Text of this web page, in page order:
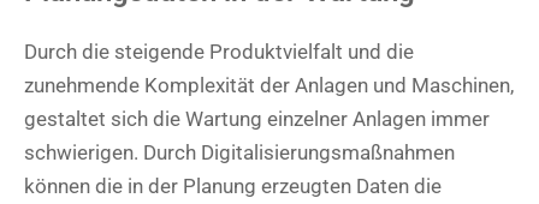
Durch die steigende Produktvielfalt und die
zunehmende Komplexität der Anlagen und Maschinen,
gestaltet sich die Wartung einzelner Anlagen immer
schwierigen. Durch Digitalisierungsmaßnahmen
können die in der Planung erzeugten Daten die